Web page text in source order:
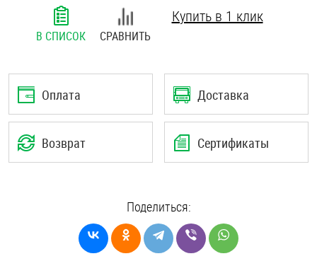
В СПИСОК СРАВНИТЬ
Купить в 1 клик
Оплата Доставка
Возврат Сертификаты
Поделиться: